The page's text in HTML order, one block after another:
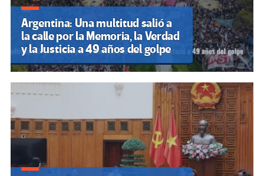
Argentina: Una multitud salió a
la calle por la Memoria, la Verdad
y la Justicia a 49 años del golpe